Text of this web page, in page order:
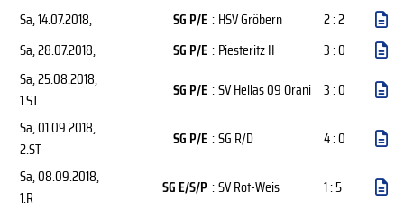
Sa, 14.07.2018, SG P/E : HSV Gröbern
2 : 2
Sa, 28.07.2018, SG P/E : Piesteritz II
3 : 0
Sa, 25.08.2018,
1.ST
SG P/E :SV Hellas 09 Orani 3 : 0
Sa, 01.09.2018,
2.ST
SG P/E :SG R/D
4 : 0
Sa, 08.09.2018,
1.R
SG E/S/P :SV Rot-Weis
1 : 5